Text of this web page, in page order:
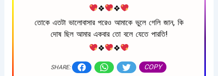
❖
❖
তোকে এতটা ভালোবাসার পরেও আমাকে ভুলে গেলি জান, কি
দোষ ছিল আমার একবার তো বলে যেতে পারতি!
❖
❖
SHARE: COPY